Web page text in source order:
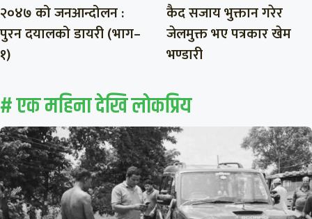
२०४७ को जनआन्दोलन :
पुरन दयालको डायरी (भाग–
१)
कैद सजाय भुक्तान गरेर
जेलमुक्त भए पत्रकार खेम
भण्डारी
# एक महिना देखि लाेकप्रिय